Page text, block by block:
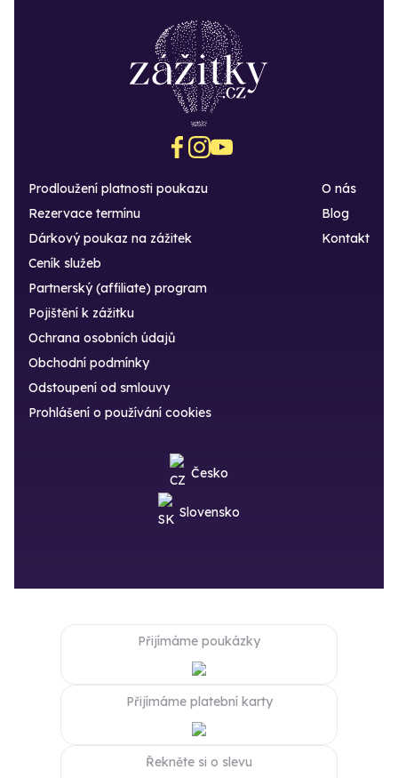
Prodloužení platnosti poukazu
Rezervace termínu
Dárkový poukaz na zážitek
O nás
Blog
Kontakt
Ceník služeb
Partnerský (affiliate) program
Pojištění k zážitku
Ochrana osobních údajů
Obchodní podmínky
Odstoupení od smlouvy
Prohlášení o používání cookies
Česko
Slovensko
Přijímáme poukázky
Přijímáme platební karty
Řekněte si o slevu